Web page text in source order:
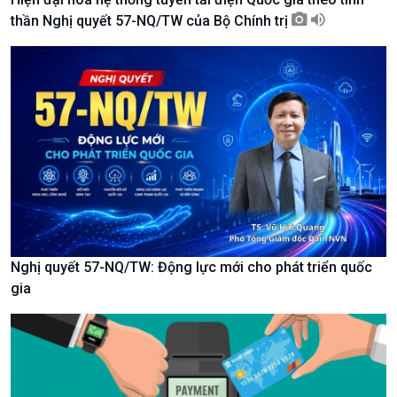
Kinh tế
Tin Kinh tế
Trước giờ mở cửa
Dòng chảy Kinh tế
Sức sống hàng Việt
Khởi nghiệp
Tuyên chiến với gian lận
Nông nghiệp & Biển đảo
Tin Nông nghiệp & Biển
đảo
Biển đảo Việt Nam
Tâm tình biên giới và hải
đảo
Tìm hiểu biển, đảo Việt
thần Nghị quyết 57-NQ/TW của Bộ Chính trị
Nghị quyết 57-NQ/TW: Động lực mới cho phát triển quốc
gia